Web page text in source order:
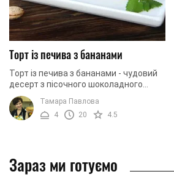
Торт із печива з бананами
Торт із печива з бананами - чудовий
десерт з пісочного шоколадного
печива з ніжним вершковим кремом,
м'яким банановим прошарком і
ноткою ванілі. 20 ...
Тамара Павлова
4
20 4.5
Зараз ми готуємо